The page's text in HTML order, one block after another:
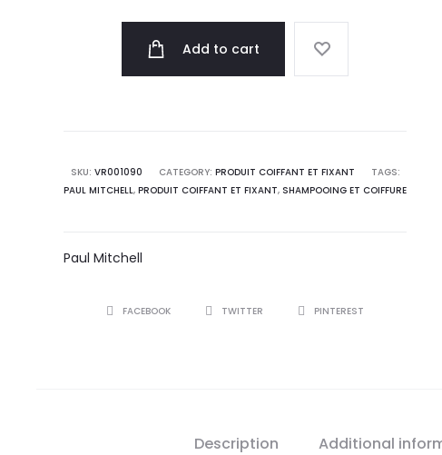
Firm
Hold
200ml
Add to cart
SKU: VR001090 CATEGORY: PRODUIT COIFFANT ET FIXANT
TAGS:
PAUL MITCHELL,PRODUIT COIFFANT ET FIXANT, SHAMPOOING ET COIFFURE
Paul Mitchell
SHAREFACEBOOK TWITTER PINTEREST
Description Additional